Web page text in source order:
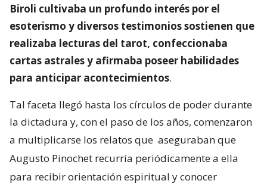
Biroli cultivaba un profundo interés por el
esoterismo y diversos testimonios sostienen que
realizaba lecturas del tarot, confeccionaba
cartas astrales y afirmaba poseer habilidades
para anticipar acontecimientos.
Tal faceta llegó hasta los círculos de poder durante
la dictadura y, con el paso de los años, comenzaron
a multiplicarse los relatos que aseguraban que
Augusto Pinochet recurría periódicamente a ella
para recibir orientación espiritual y conocer